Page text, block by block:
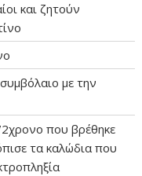
και ζητούν
με την
που βρέθηκε
τα καλώδια που